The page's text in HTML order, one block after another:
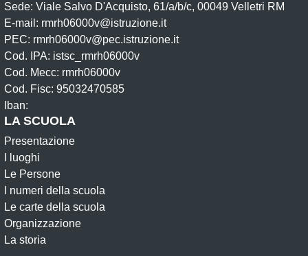
Sede: Viale Salvo D'Acquisto, 61/a/b/c, 00049 Velletri RM
E-mail: rmrh06000v@istruzione.it
PEC: rmrh06000v@pec.istruzione.it
Cod. IPA: istsc_rmrh06000v
Cod. Mecc: rmrh06000v
Cod. Fisc: 95032470585
Iban:
LA SCUOLA
Presentazione
I luoghi
Le Persone
I numeri della scuola
Le carte della scuola
Organizzazione
La storia